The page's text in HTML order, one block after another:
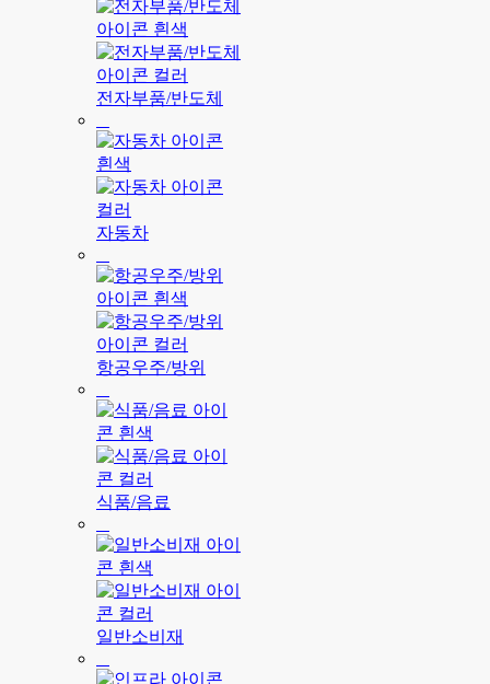
전자부품/반도체
자동차
항공우주/방위
식품/음료
일반소비재